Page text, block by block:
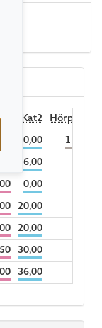
Kat2
Hörplatz
40,00 15,00
36,00
0,00
20,00
20,00
30,00
36,00